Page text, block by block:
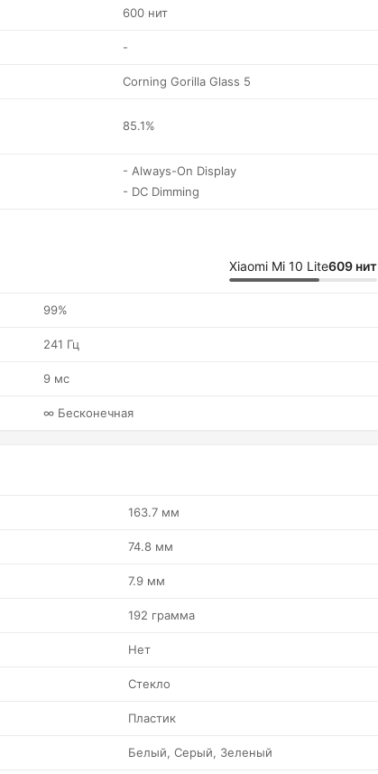
600 нит
-
Corning Gorilla Glass 5
85.1%
- Always-On Display
- DC Dimming
Xiaomi Mi 10 Lite609 нит
99%
241 Гц
9 мс
∞ Бесконечная
163.7 мм
74.8 мм
7.9 мм
192 грамма
Нет
Стекло
Пластик
Белый, Серый, Зеленый